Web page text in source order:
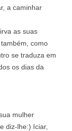
a caminhar
as suas
como
se traduza em
os dias da
mulher
diz-lhe:) Iciar,